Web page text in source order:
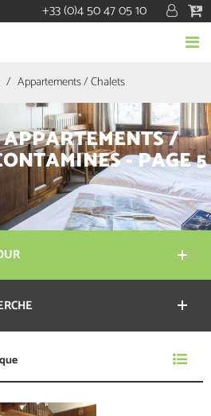
+33 (0)4 50 47 05 10
Appartements / Chalets
/
- PAGE 5